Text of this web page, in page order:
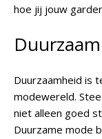
hoe jij jouw
Duurzaamheid is
modewereld.
niet alleen goed
Duurzame mode